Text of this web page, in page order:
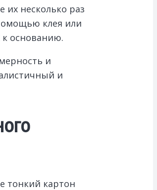
их несколько раз
клея или
к основанию.
и
и
тонкий картон